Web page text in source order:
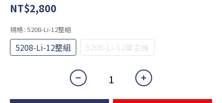
NT$2,800
規格 : 5208-Li-12整組
5208-Li-12整組 5208-Li-12單主機